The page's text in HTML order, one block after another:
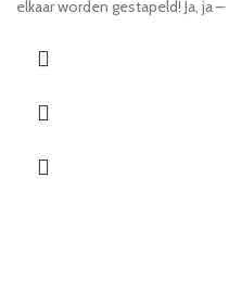
elkaar worden gestapeld! Ja, ja –
moeten de spelers hun fijne
hoogste toren te bouwen! En let
op – probeer het niet met echte
geklieder en dan voor gezeur!